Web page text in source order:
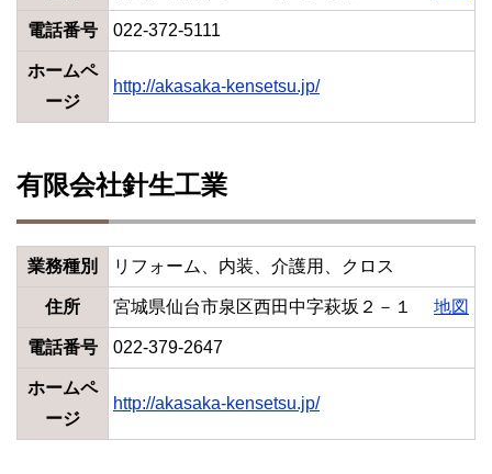
電話番号 022-372-5111
ホームペ
ージ
http://akasaka-kensetsu.jp/
有限会社針生工業
業務種別 リフォーム、内装、介護用、クロス
住所 宮城県仙台市泉区西田中字萩坂２－１ 地図
電話番号 022-379-2647
ホームペ
ージ
http://akasaka-kensetsu.jp/